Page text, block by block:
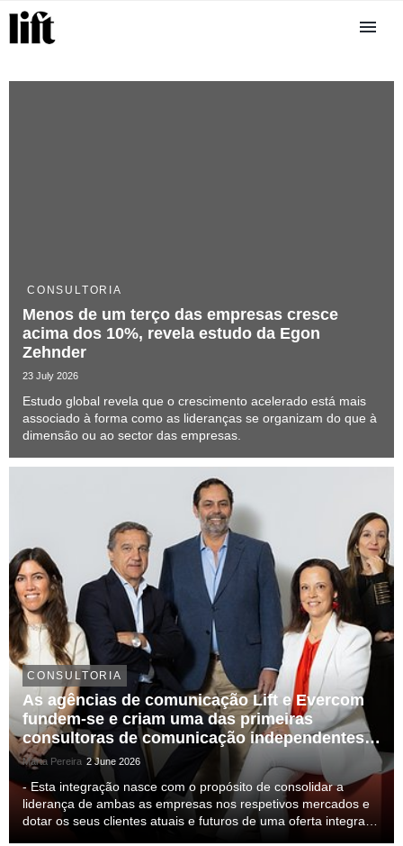
CONSULTORIA
Menos de um terço das empresas cresce
acima dos 10%, revela estudo da Egon
Zehnder
23 July 2026
Estudo global revela que o crescimento acelerado está mais
associado à forma como as lideranças se organizam do que à
dimensão ou ao sector das empresas.
CONSULTORIA
As agências de comunicação Lift e Evercom
fundem-se e criam uma das primeiras
consultoras de comunicação independentes
do mercado ibérico
Marta Pereira 2 June 2026
- Esta integração nasce com o propósito de consolidar a
liderança de ambas as empresas nos respetivos mercados e
dotar os seus clientes atuais e futuros de uma oferta integrada